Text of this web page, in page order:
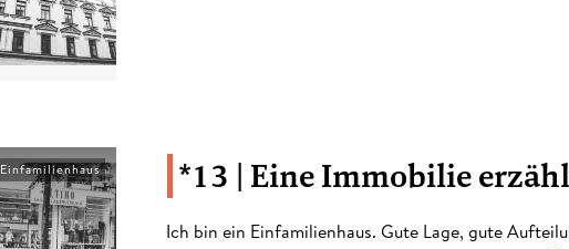
Einfamilienhaus *13 | Eine Immobilie
Ich bin ein Einfamilienhaus. Gute Lage, gute